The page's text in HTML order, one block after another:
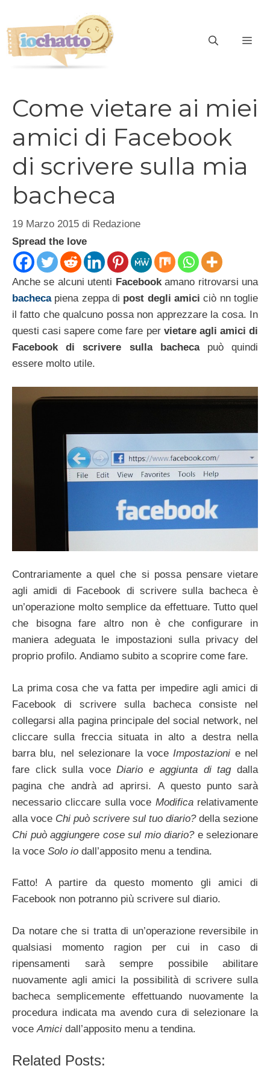
contenuto
Come vietare ai miei
amici di Facebook
di scrivere sulla mia
bacheca
19 Marzo 2015 di Redazione
Spread the love
Anche se alcuni utenti Facebookamano ritrovarsi una
bachecapiena zeppa di post degli amici ciò nn toglie
il fatto che qualcuno possa non apprezzare la cosa. In
questi casi sapere come fare per vietare agli amici di
Facebook di scrivere sulla bachecapuò quindi
essere molto utile.
Contrariamente a quel che si possa pensare vietare
agli amidi di Facebook di scrivere sulla bacheca è
un’operazione molto semplice da effettuare. Tutto quel
che bisogna fare altro non è che configurare in
maniera adeguata le impostazioni sulla privacy del
proprio profilo. Andiamo subito a scoprire come fare.
La prima cosa che va fatta per impedire agli amici di
Facebook di scrivere sulla bacheca consiste nel
collegarsi alla pagina principale del social network, nel
cliccare sulla freccia situata in alto a destra nella
barra blu, nel selezionare la voce Impostazioni e nel
fare click sulla voceDiario e aggiunta di tagdalla
pagina che andrà ad aprirsi. A questo punto sarà
necessario cliccare sulla voce Modificarelativamente
alla voce Chi può scrivere sul tuo diario?della sezione
Chi può aggiungere cose sul mio diario?e selezionare
la voce Solo io dall’apposito menu a tendina.
Fatto! A partire da questo momento gli amici di
Facebook non potranno più scrivere sul diario.
Da notare che si tratta di un’operazione reversibile in
qualsiasi momento ragion per cui in caso di
ripensamenti sarà sempre possibile abilitare
nuovamente agli amici la possibilità di scrivere sulla
bacheca semplicemente effettuando nuovamente la
procedura indicata ma avendo cura di selezionare la
voce Amici dall’apposito menu a tendina.
Related Posts: